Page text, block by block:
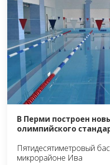
В Перми построен
олимпийского
Пятидесятиметровый
микрорайоне Ива